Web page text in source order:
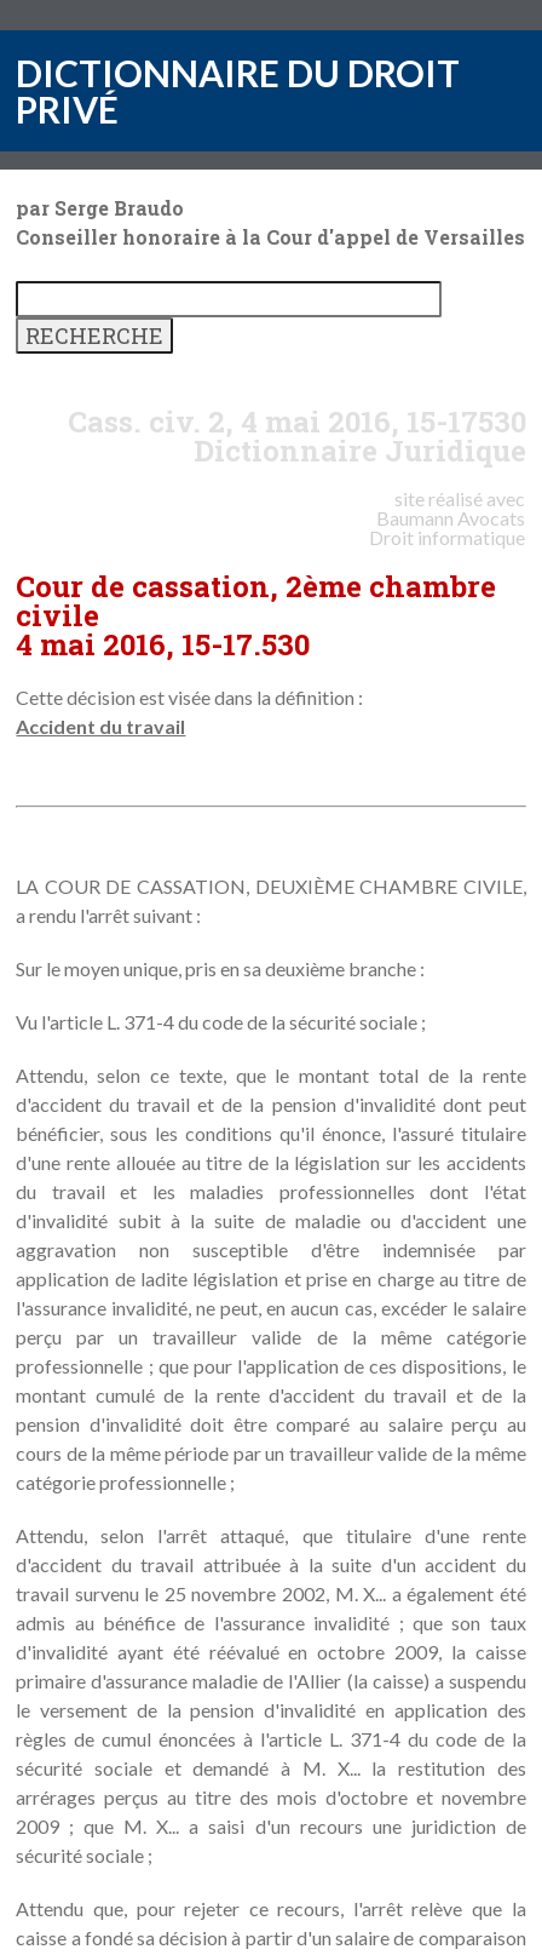
DICTIONNAIRE DU DROIT
PRIVÉ
par Serge Braudo
Conseiller honoraire à la Cour d'appel de Versailles
Cass. civ. 2, 4 mai 2016, 15-17530
Dictionnaire Juridique
site réalisé avec
Baumann Avocats
Droit informatique
Cour de cassation, 2ème chambre
civile
4 mai 2016, 15-17.530
Cette décision est visée dans la définition :
Accident du travail
LA COUR DE CASSATION, DEUXIÈME CHAMBRE CIVILE,
a rendu l'arrêt suivant :
Sur le moyen unique, pris en sa deuxième branche :
Vu l'article L. 371-4 du code de la sécurité sociale ;
Attendu, selon ce texte, que le montant total de la rente
d'accident du travail et de la pension d'invalidité dont peut
bénéficier, sous les conditions qu'il énonce, l'assuré titulaire
d'une rente allouée au titre de la législation sur les accidents
du travail et les maladies professionnelles dont l'état
d'invalidité subit à la suite de maladie ou d'accident une
aggravation non susceptible d'être indemnisée par
application de ladite législation et prise en charge au titre de
l'assurance invalidité, ne peut, en aucun cas, excéder le salaire
perçu par un travailleur valide de la même catégorie
professionnelle ; que pour l'application de ces dispositions, le
montant cumulé de la rente d'accident du travail et de la
pension d'invalidité doit être comparé au salaire perçu au
cours de la même période par un travailleur valide de la même
catégorie professionnelle ;
Attendu, selon l'arrêt attaqué, que titulaire d'une rente
d'accident du travail attribuée à la suite d'un accident du
travail survenu le 25 novembre 2002, M. X... a également été
admis au bénéfice de l'assurance invalidité ; que son taux
d'invalidité ayant été réévalué en octobre 2009, la caisse
primaire d'assurance maladie de l'Allier (la caisse) a suspendu
le versement de la pension d'invalidité en application des
règles de cumul énoncées à l'article L. 371-4 du code de la
sécurité sociale et demandé à M. X... la restitution des
arrérages perçus au titre des mois d'octobre et novembre
2009 ; que M. X... a saisi d'un recours une juridiction de
sécurité sociale ;
Attendu que, pour rejeter ce recours, l'arrêt relève que la
caisse a fondé sa décision à partir d'un salaire de comparaison